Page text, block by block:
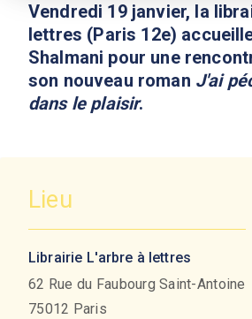
Vendredi 19 janvier, la
lettres (Paris 12e)
Shalmani pour une
son nouveau roman J'ai
dans le plaisir.
Lieu
Librairie L'arbre à lettres
62 Rue du Faubourg Saint-Antoine
75012 Paris